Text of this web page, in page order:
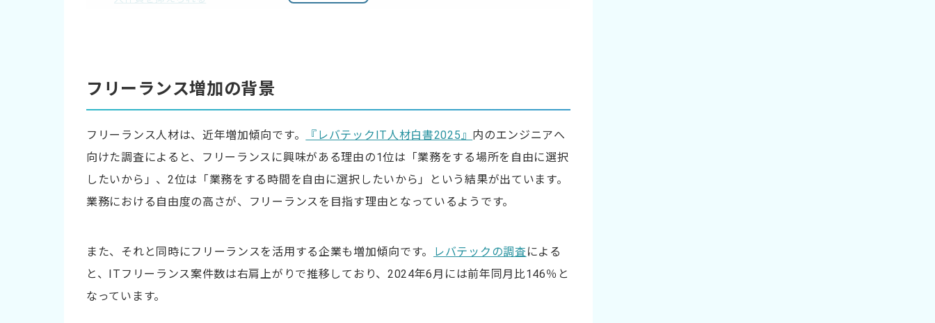
フリーランスを活用するデメリット
対応可能な業務量に限りがある
情報漏洩のリスクがある
フリーランス増加の背景
フリーランス人材は、近年増加傾向です。 『レバテックIT人材白書2025』 内のエンジニアへ
向けた調査によると、フリーランスに興味がある理由の1位は「業務をする場所を自由に選択
したいから」、2位は「業務をする時間を自由に選択したいから」という結果が出ています。
業務における自由度の高さが、フリーランスを目指す理由となっているようです。
また、それと同時にフリーランスを活用する企業も増加傾向です。 レバテックの調査による
と、ITフリーランス案件数は右肩上がりで推移しており、2024年6月には前年同月比146％と
なっています。